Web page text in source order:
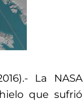
La NASA
que sufrió